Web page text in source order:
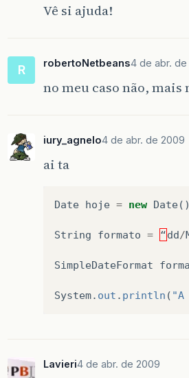
Vê si ajuda!
R robertoNetbeans4 de abr.
no meu caso não,
iury_agnelo4 de abr. de 2009
ai ta
Date hoje = new Date
String formato = “dd/
SimpleDateFormat
System. out . println (
Lavieri4 de abr. de 2009